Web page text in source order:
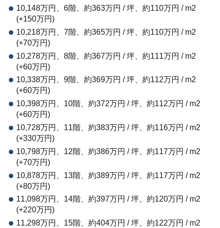
10,148万円、6階、約363万円 / 坪、約110万円 / m2
(+150万円)
10,218万円、7階、約365万円 / 坪、約110万円 / m2
(+70万円)
10,278万円、8階、約367万円 / 坪、約111万円 / m2
(+60万円)
10,338万円、9階、約369万円 / 坪、約112万円 / m2
(+60万円)
10,398万円、10階、約372万円 / 坪、約112万円 / m2
(+60万円)
10,728万円、11階、約383万円 / 坪、約116万円 / m2
(+330万円)
10,798万円、12階、約386万円 / 坪、約117万円 / m2
(+70万円)
10,878万円、13階、約389万円 / 坪、約117万円 / m2
(+80万円)
11,098万円、14階、約397万円 / 坪、約120万円 / m2
(+220万円)
11,298万円、15階、約404万円 / 坪、約122万円 / m2